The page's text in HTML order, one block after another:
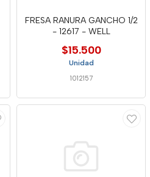
FRESA RANURA GANCHO 1/2
- 12617 - WELL
$15.500
Unidad
1012157